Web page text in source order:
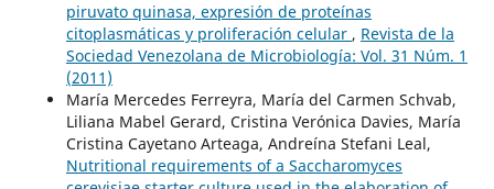
piruvato quinasa, expresión de proteínas
citoplasmáticas y proliferación celular , Revista de la
Sociedad Venezolana de Microbiología: Vol. 31 Núm. 1
(2011)
María Mercedes Ferreyra, María del Carmen Schvab,
Liliana Mabel Gerard, Cristina Verónica Davies, María
Cristina Cayetano Arteaga, Andreína Stefani Leal,
Nutritional requirements of a Saccharomyces